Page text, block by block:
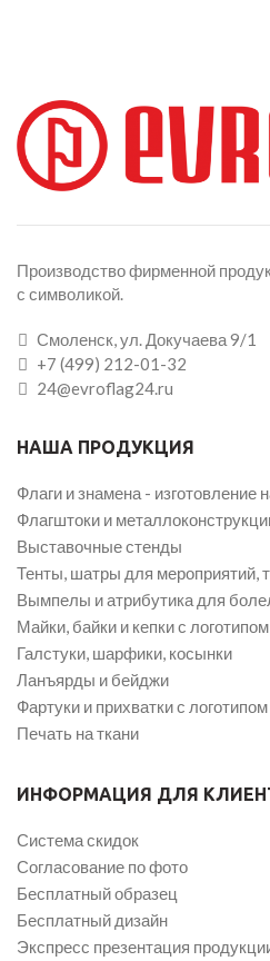
Производство фирменной
с символикой.
Смоленск, ул. Докучаева 9/1
+7 (499) 212-01-32
24@evroflag24.ru
НАША ПРОДУКЦИЯ
Флаги и знамена - изготовление
Флагштоки и
Выставочные стенды
Тенты, шатры для мероприятий,
Вымпелы и атрибутика для
Майки, байки и кепки с логотипом
Галстуки, шарфики, косынки
Ланъярды и бейджи
Фартуки и прихватки с логотипом
Печать на ткани
ИНФОРМАЦИЯ ДЛЯ
Система скидок
Согласование по фото
Бесплатный образец
Бесплатный дизайн
Экспресс презентация